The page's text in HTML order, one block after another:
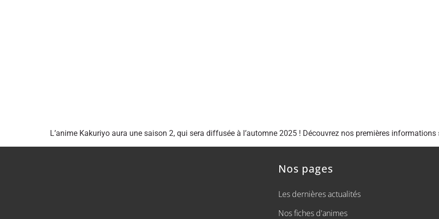
L’anime Kakuriyo aura une saison 2, qui sera diffusée à l’automne 2025 ! Découvrez nos premières informations
Nos pages
Les dernières actualités
Nos fiches d'animes